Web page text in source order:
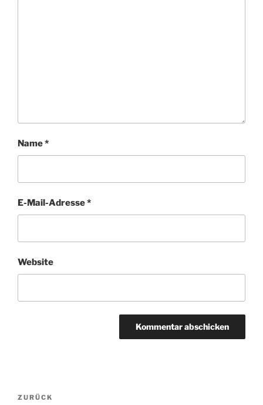
Name*
E-Mail-Adresse*
Website
Beitragsnavigation
Vorheriger
ZURÜCK